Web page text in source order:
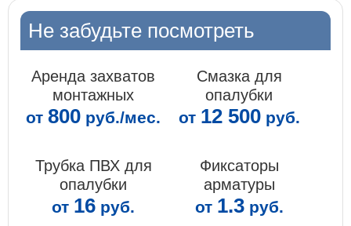
Не забудьте посмотреть
Аренда захватов
монтажных
от800 руб./мес.
Смазка для
опалубки
от 12 500руб.
Трубка ПВХ для
опалубки
от 16 руб.
Фиксаторы
арматуры
от 1.3руб.